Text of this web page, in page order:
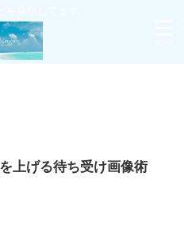
上げる待ち受け画像術